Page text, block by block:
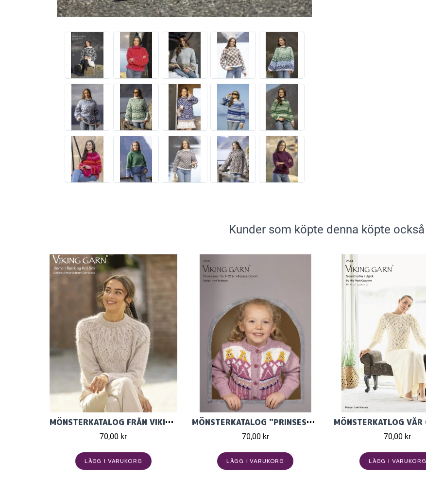
Kunder som köpte denna köpte också
MÖNSTERKATALOG FRÅN VIKING GARN 2425 I KID/SILK
70,00 kr
LÄGG I VARUKORG
MÖNSTERKATALOG "PRINSESSA" STICKAT I ALPACA STORM 2505
70,00 kr
LÄGG I VARUKORG
70,00 kr
LÄGG I VARUKORG